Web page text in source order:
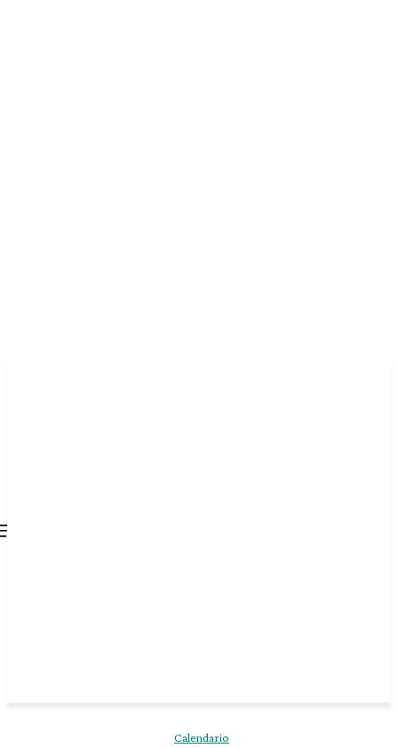
Calendario